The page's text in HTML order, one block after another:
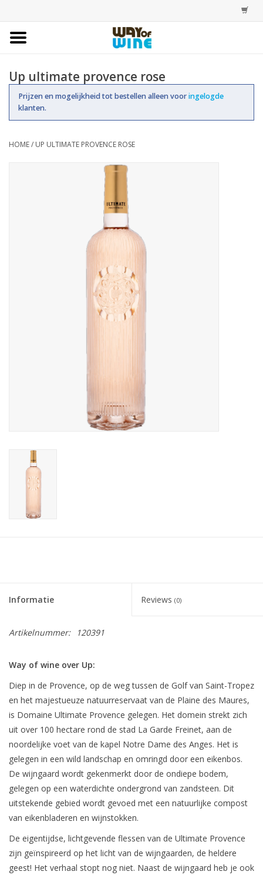
Bestellingen
Assortiment
Up ultimate provence rose
Prijzen en mogelijkheid tot bestellen alleen vooringelogde
klanten.
HOME/ UP ULTIMATE PROVENCE ROSE
Informatie Reviews (0)
Artikelnummer: 120391
Way of wine over Up:
Diep in de Provence, op de weg tussen de Golf van Saint-Tropez
en het majestueuze natuurreservaat van de Plaine des Maures,
is Domaine Ultimate Provence gelegen. Het domein strekt zich
uit over 100 hectare rond de stad La Garde Freinet, aan de
noordelijke voet van de kapel Notre Dame des Anges. Het is
gelegen in een wild landschap en omringd door een eikenbos.
De wijngaard wordt gekenmerkt door de ondiepe bodem,
gelegen op een waterdichte ondergrond van zandsteen. Dit
uitstekende gebied wordt gevoed met een natuurlijke compost
van eikenbladeren en wijnstokken.
De eigentijdse, lichtgevende flessen van de Ultimate Provence
zijn geïnspireerd op het licht van de wijngaarden, de heldere
geest! Het verhaal stopt nog niet. Naast de wijngaard heb je ook